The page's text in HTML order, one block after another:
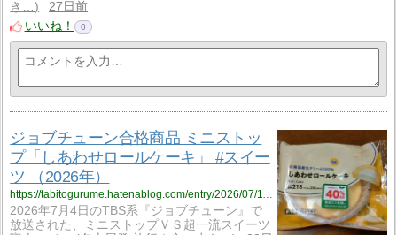
き…
27日前
いいね！
0
ジョブチューン合格商品 ミニストッ
プ「しあわせロールケーキ」 #スイー
ツ （2026年）
https://tabitogurume.hatenablog.com/entry/2026/07/11/105952
2026年7月4日のTBS系『ジョブチューン』で
放送された、ミニストップＶＳ超一流スイーツ